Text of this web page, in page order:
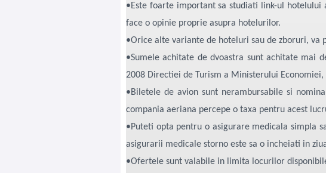
•Este foarte important sa studiati link-ul hotelului
face o opinie proprie asupra hotelurilor.
•Orice alte variante de hoteluri sau de zboruri, va
•Sumele achitate de dvoastra sunt achitate mai
2008 Directiei de Turism a Ministerului
•Biletele de avion sunt nerambursabile si
compania aeriana percepe o taxa pentru acest
•Puteti opta pentru o asigurare medicala simpla
asigurarii medicale storno este sa o incheiati in
•Ofertele sunt valabile in limita locurilor